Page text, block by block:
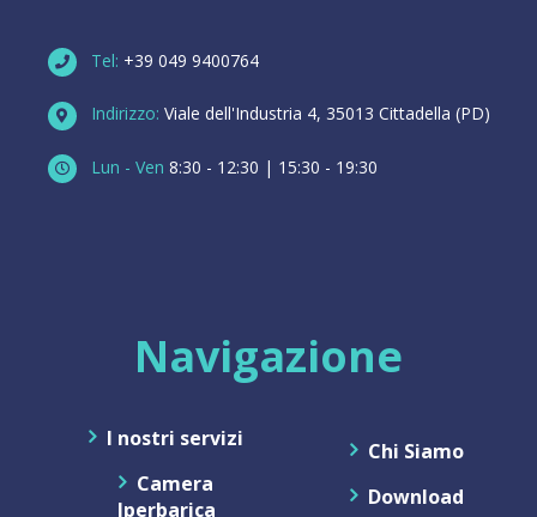
Tel: +39 049 9400764
Indirizzo: Viale dell'Industria 4, 35013 Cittadella (PD)
Lun - Ven 8:30 - 12:30 | 15:30 - 19:30
Navigazione
I nostri servizi
Camera
Iperbarica
Chi Siamo
Download